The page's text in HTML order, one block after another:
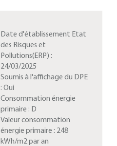
Date d'établissement Etat
des Risques et
Pollutions(ERP) :
24/03/2025
Soumis à l'affichage du DPE
: Oui
Consommation énergie
primaire : D
Valeur consommation
énergie primaire : 248
kWh/m2 par an